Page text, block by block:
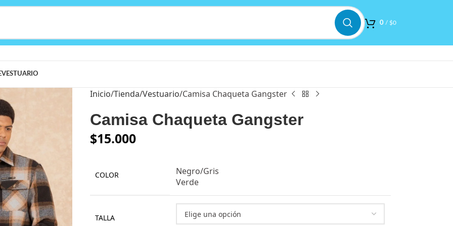
0 / $0
VESTUARIO
Inicio Tienda Vestuario Camisa Chaqueta Gangster
Camisa Chaqueta Gangster
$15.000
COLOR
Negro/Gris
Verde
TALLA